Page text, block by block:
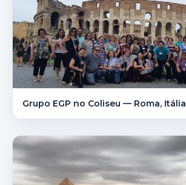
Grupo EGP no Coliseu — Roma, Itália